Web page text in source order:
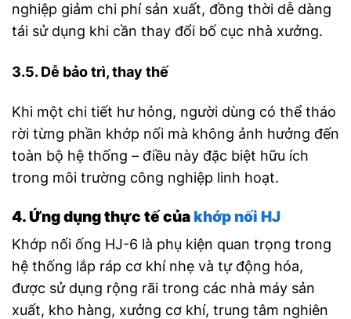
nghiệp giảm chi phí sản xuất, đồng thời dễ dàng
tái sử dụng khi cần thay đổi bố cục nhà xưởng.
3.5. Dễ bảo trì, thay thế
Khi một chi tiết hư hỏng, người dùng có thể tháo
rời từng phần khớp nối mà không ảnh hưởng đến
toàn bộ hệ thống – điều này đặc biệt hữu ích
trong môi trường công nghiệp linh hoạt.
4. Ứng dụng thực tế của khớp nối HJ
Khớp nối ống HJ-6 là phụ kiện quan trọng trong
hệ thống lắp ráp cơ khí nhẹ và tự động hóa,
được sử dụng rộng rãi trong các nhà máy sản
xuất, kho hàng, xưởng cơ khí, trung tâm nghiên